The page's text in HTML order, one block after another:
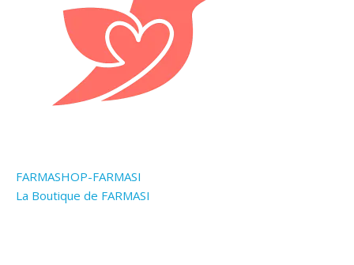
FARMASHOP-FARMASI
La Boutique de FARMASI